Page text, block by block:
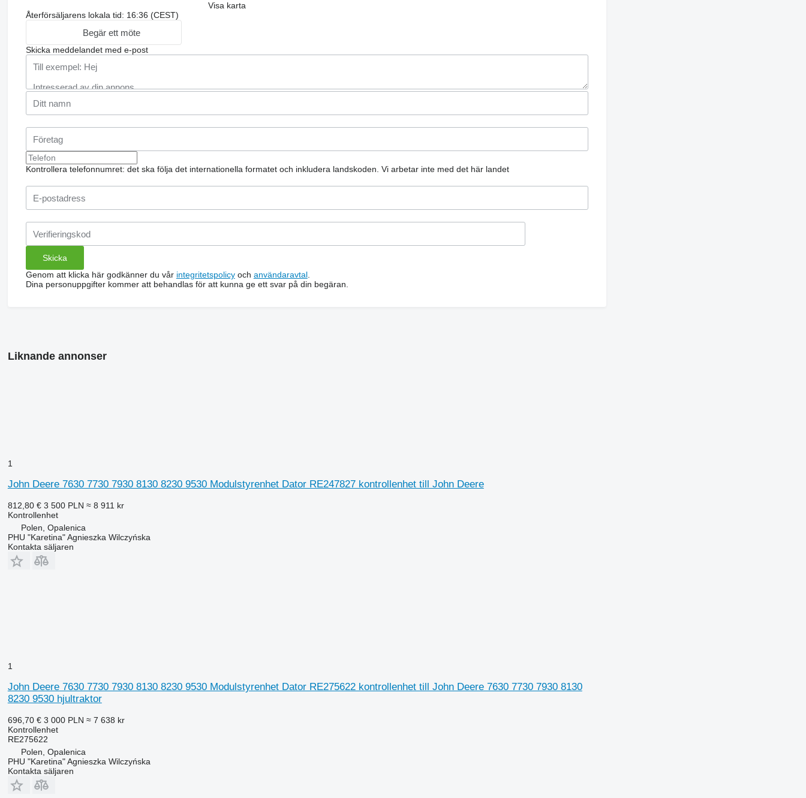
Visa karta
Återförsäljarens lokala tid: 16:36 (CEST)
Begär ett möte
Skicka meddelandet med e-post
Kontrollera telefonnumret: det ska följa det internationella formatet och inkludera landskoden. Vi arbetar inte med det här landet
Genom att klicka här godkänner du vår integritetspolicyoch användaravtal.
Dina personuppgifter kommer att behandlas för att kunna ge ett svar på din begäran.
Liknande annonser
1
John Deere 7630 7730 7930 8130 8230 9530 Modulstyrenhet Dator RE247827 kontrollenhet till John Deere
812,80 € 3 500 PLN ≈ 8 911 kr
Kontrollenhet
Polen, Opalenica
PHU "Karetina" Agnieszka Wilczyńska
Kontakta säljaren
1
John Deere 7630 7730 7930 8130 8230 9530 Modulstyrenhet Dator RE275622 kontrollenhet till John Deere 7630 7730 7930 8130
8230 9530 hjultraktor
696,70 € 3 000 PLN ≈ 7 638 kr
Kontrollenhet
RE275622
Polen, Opalenica
PHU "Karetina" Agnieszka Wilczyńska
Kontakta säljaren